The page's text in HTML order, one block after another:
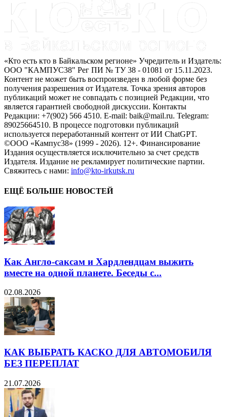
«Кто есть кто в Байкальском регионе» Учредитель и Издатель:
ООО "КАМПУС38" Рег ПИ № ТУ 38 - 01081 от 15.11.2023.
Контент не может быть воспроизведен в любой форме без
получения разрешения от Издателя. Точка зрения авторов
публикаций может не совпадать с позицией Редакции, что
является гарантией свободной дискуссии. Контакты
Редакции: +7(902) 566 4510. E-mail: baik@mail.ru. Telegram:
89025664510. В процессе подготовки публикаций
используется переработанный контент от ИИ ChatGPT.
©ООО «Кампус38» (1999 - 2026). 12+. Финансирование
Издания осуществляется исключительно за счет средств
Издателя. Издание не рекламирует политические партии.
Свяжитесь с нами: info@kto-irkutsk.ru
ЕЩЁ БОЛЬШЕ НОВОСТЕЙ
Как Англо-саксам и Хардлендцам выжить
вместе на одной планете. Беседы с...
02.08.2026
КАК ВЫБРАТЬ КАСКО ДЛЯ АВТОМОБИЛЯ
БЕЗ ПЕРЕПЛАТ
21.07.2026